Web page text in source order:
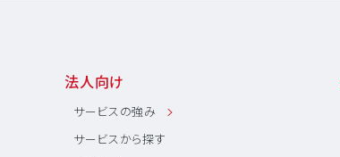
法人向け
サービスの強み
サービスから探す